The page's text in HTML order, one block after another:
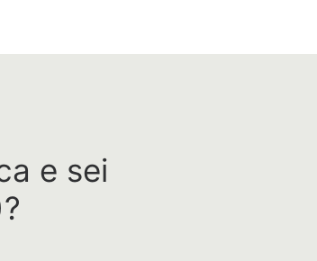
e sei